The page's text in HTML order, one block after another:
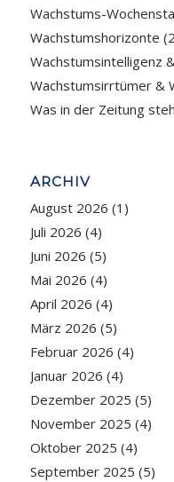
Wachstums-
Wachstumshorizonte
Wachstumsintelligenz
Wachstumsirrtümer &
Was in der Zeitung
ARCHIV
August 2026 (1)
Juli 2026 (4)
Juni 2026 (5)
Mai 2026 (4)
April 2026 (4)
März 2026 (5)
Februar 2026 (4)
Januar 2026 (4)
Dezember 2025 (5)
November 2025 (4)
Oktober 2025 (4)
September 2025 (5)